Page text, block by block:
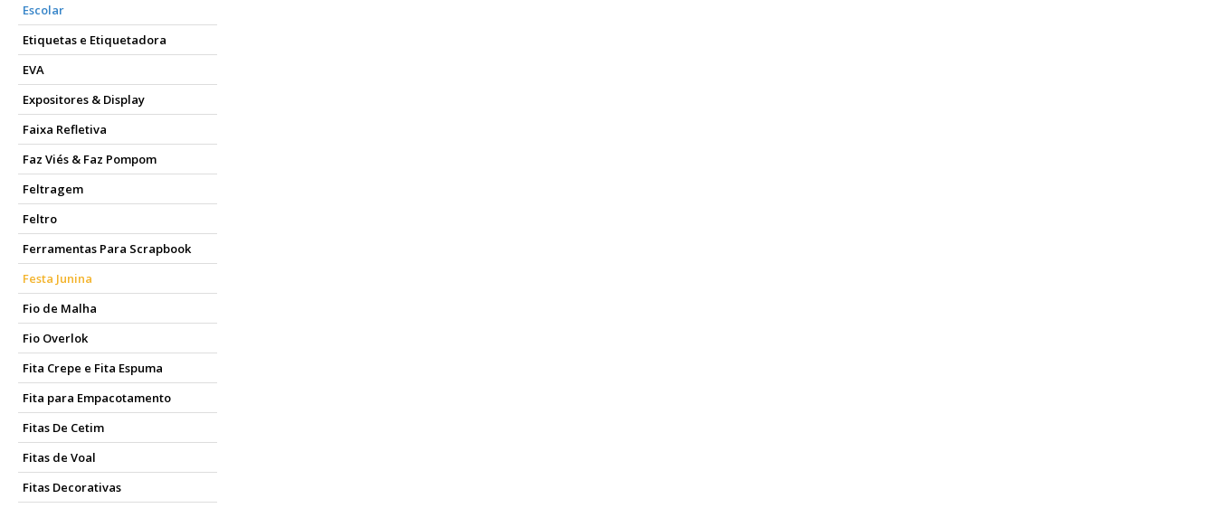
Escolar
Etiquetas e Etiquetadora
EVA
Expositores & Display
Faixa Refletiva
Faz Viés & Faz Pompom
Feltragem
Feltro
Ferramentas Para Scrapbook
Festa Junina
Fio de Malha
Fio Overlok
Fita Crepe e Fita Espuma
Fita para Empacotamento
Fitas De Cetim
Fitas de Voal
Fitas Decorativas